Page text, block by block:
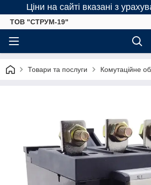
Ціни на сайті вказані з
ТОВ "СТРУМ-19"
Товари та послуги Комутаційне